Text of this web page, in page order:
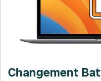
Changement